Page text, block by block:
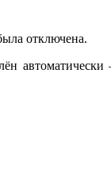
отключена.